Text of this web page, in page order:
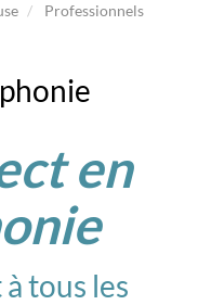
Professionnels
en
tous les